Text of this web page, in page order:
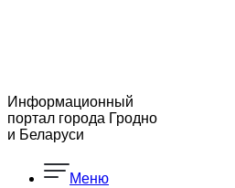
Информационный
портал города Гродно
и Беларуси
Меню